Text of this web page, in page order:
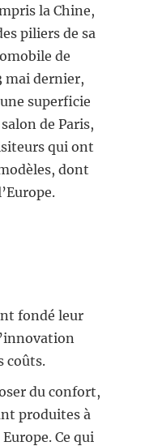
la Chine,
piliers de sa
de
mai dernier,
superficie
de Paris,
qui ont
dont
fondé leur
coûts.
du confort,
produites à
Ce qui